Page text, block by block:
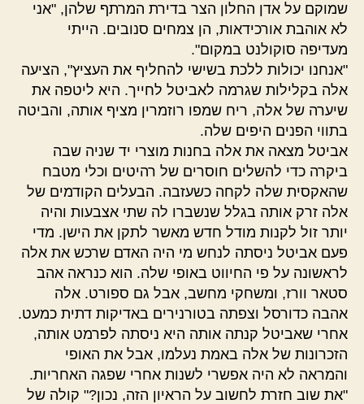
שמוקם על אדן החלון הצר בדירת המרתף שלהן, "אני
לא אוהבת אורכידאות, הן צמחים סנובים. הייתי
מעדיפה סוקולנט במקום".
"אנחנו יכולות ללכת בשישי להחליף את העציץ", הציעה
אלה בקלילות שגרמה לאביטל לחייך. היא ליטפה את
שיערה של אלה, ריח שמפו רוזמרין מציף אותה, והביטה
בתווי הפנים היפים שלה.
אביטל מצאה את אלה בחנות מוצרי יד שניה שבה
ביקרה כדי להשלים חוסרים של רהיטים וכלי מטבח
שהאקסית שלה לקחה כשעזבה. הבעלים הקודמים של
אלה זרק אותה בגלל שנשברו לה שתי אצבעות והיה
יותר זול לקנות מודל חדש מאשר לתקן את הישן. מדי
פעם אביטל ניסתה לנחש מי היה האדם שרכש את אלה
לראשונה על פי החיווט באופי שלה. הוא כנראה אהב
סטאר וורז, ומשחקי מחשב, אבל גם ספורט. אלה
אהבה כדורסל וצפתה בטורנירים באדיקות דתית כמעט.
אחרי שאביטל קנתה אותה היא ניסתה לפרמט אותה,
הזכרונות של אלה באמת נעלמו, אבל את האופי
והמראה לא היה אפשרי לשנות אחרי שפגה האחריות.
"את שוב חזרת לחשוב על הראיון הזה, נכון?" קולה של